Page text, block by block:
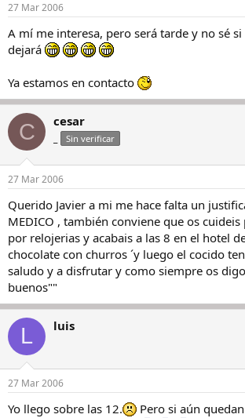
27 Mar 2006
A mí me interesa, pero será tarde y no sé
dejará
Ya estamos en contacto
C cesar
Sin verificar
27 Mar 2006
Querido Javier a mi me hace falta un
MEDICO , también conviene que os cuideis
por relojerias y acabais a las 8 en el hotel
chocolate con churros ´y luego el cocido
saludo y a disfrutar y como siempre os
buenos""
L luis
27 Mar 2006
Yo llego sobre las 12.
Pero si aún